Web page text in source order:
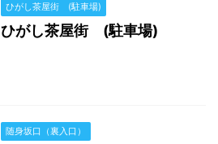
ひがし茶屋街 (駐車場)
ひがし茶屋街 (駐車場)
随身坂口（裏入口）